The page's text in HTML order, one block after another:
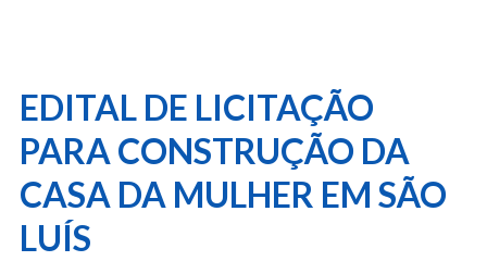
EDITAL DE LICITAÇÃO
PARA CONSTRUÇÃO DA
CASA DA MULHER EM SÃO
LUÍS